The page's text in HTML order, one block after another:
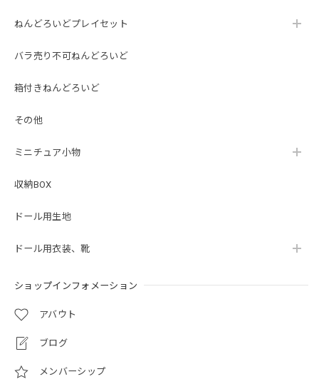
ねんどろいどプレイセット
バラ売り不可ねんどろいど
箱付きねんどろいど
その他
ミニチュア小物
収納BOX
ドール用生地
ドール用衣装、靴
ショップインフォメーション
アバウト
ブログ
メンバーシップ